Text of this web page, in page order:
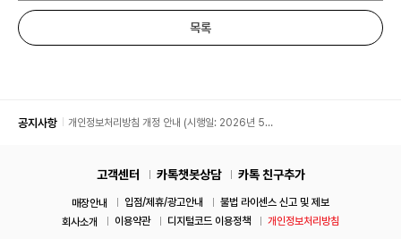
목록
공지사항
개인정보처리방침 개정 안내 (시행일: 2026년 5월
고객센터 카톡챗봇상담 카톡 친구추가
매장안내 입점/제휴/광고안내
불법 라이센스 신고 및 제보
회사소개
이용약관 디지털코드 이용정책 개인정보처리방침